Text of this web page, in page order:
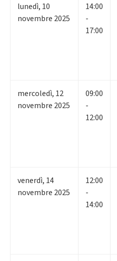
lunedì, 10
novembre 2025
14:00
-
17:00
mercoledì, 12
novembre 2025
09:00
-
12:00
venerdì, 14
novembre 2025
12:00
-
14:00